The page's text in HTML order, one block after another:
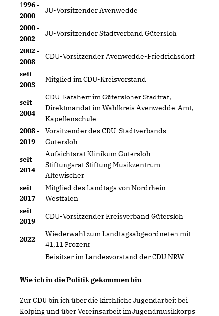
1996 -
2000
JU-Vorsitzender Avenwedde
2000 -
2002
JU-Vorsitzender Stadtverband Gütersloh
2002 -
2008
CDU-Vorsitzender Avenwedde-Friedrichsdorf
seit
2003
Mitglied im CDU-Kreisvorstand
seit
2004
CDU-Ratsherr im Gütersloher Stadtrat,
Direktmandat im Wahlkreis Avenwedde-Amt,
Kapellenschule
2008 -
2019
Vorsitzender des CDU-Stadtverbands
Gütersloh
seit
2014
Aufsichtsrat Klinikum Gütersloh
Stiftungsrat Stiftung Musikzentrum
Altewischer
seit
2017
Mitglied des Landtags von Nordrhein-
Westfalen
seit
2019
CDU-Vorsitzender Kreisverband Gütersloh
2022
Wiederwahl zum Landtagsabgeordneten mit
41,11 Prozent
Beisitzer im Landesvorstand der CDU NRW
Wie ich in die Politik gekommen bin
Zur CDU bin ich über die kirchliche Jugendarbeit bei
Kolping und über Vereinsarbeit im Jugendmusikkorps